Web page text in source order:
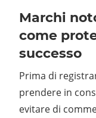
Marchi
come
successo
Prima di
prendere in
evitare di